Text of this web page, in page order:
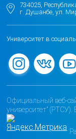
734025,
г. Душанбе, ул.
Университет в
Официальный веб-
университет" (РТСУ).